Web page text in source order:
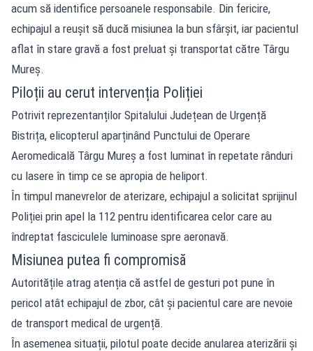
acum să identifice persoanele responsabile. Din fericire,
echipajul a reușit să ducă misiunea la bun sfârșit, iar pacientul
aflat în stare gravă a fost preluat și transportat către Târgu
Mureș.
Piloții au cerut intervenția Poliției
Potrivit reprezentanților Spitalului Județean de Urgență
Bistrița, elicopterul aparținând Punctului de Operare
Aeromedicală Târgu Mureș a fost luminat în repetate rânduri
cu lasere în timp ce se apropia de heliport.
În timpul manevrelor de aterizare, echipajul a solicitat sprijinul
Poliției prin apel la 112 pentru identificarea celor care au
îndreptat fasciculele luminoase spre aeronavă.
Misiunea putea fi compromisă
Autoritățile atrag atenția că astfel de gesturi pot pune în
pericol atât echipajul de zbor, cât și pacientul care are nevoie
de transport medical de urgență.
În asemenea situații, pilotul poate decide anularea aterizării și